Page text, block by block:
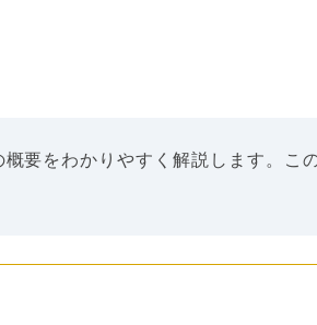
要をわかりやすく解説します。こ